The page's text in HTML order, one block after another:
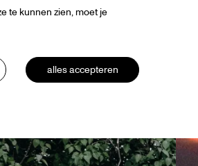
te kunnen zien, moet je
alles accepteren